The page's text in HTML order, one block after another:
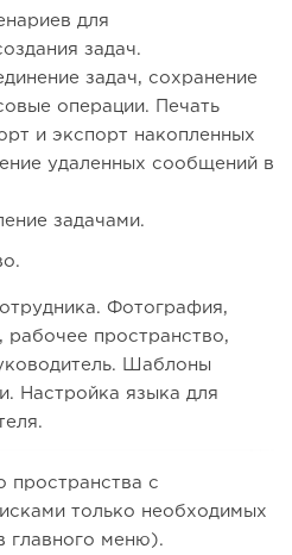
для
задач.
задач, сохранение
операции. Печать
и экспорт накопленных
удаленных сообщений в
задачами.
Фотография,
рабочее пространство,
Шаблоны
Настройка языка для
пространства с
только необходимых
главного меню).